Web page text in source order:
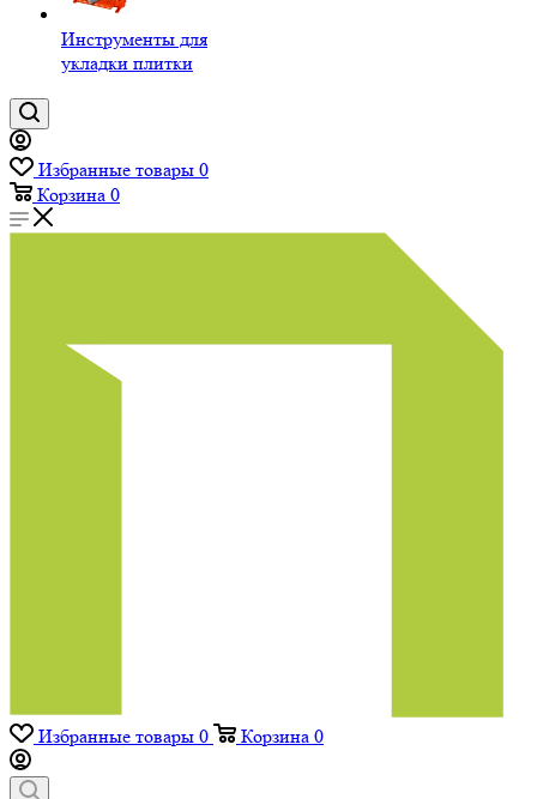
Инструменты для
укладки плитки
Избранные товары 0
Корзина 0
Избранные товары 0 Корзина 0